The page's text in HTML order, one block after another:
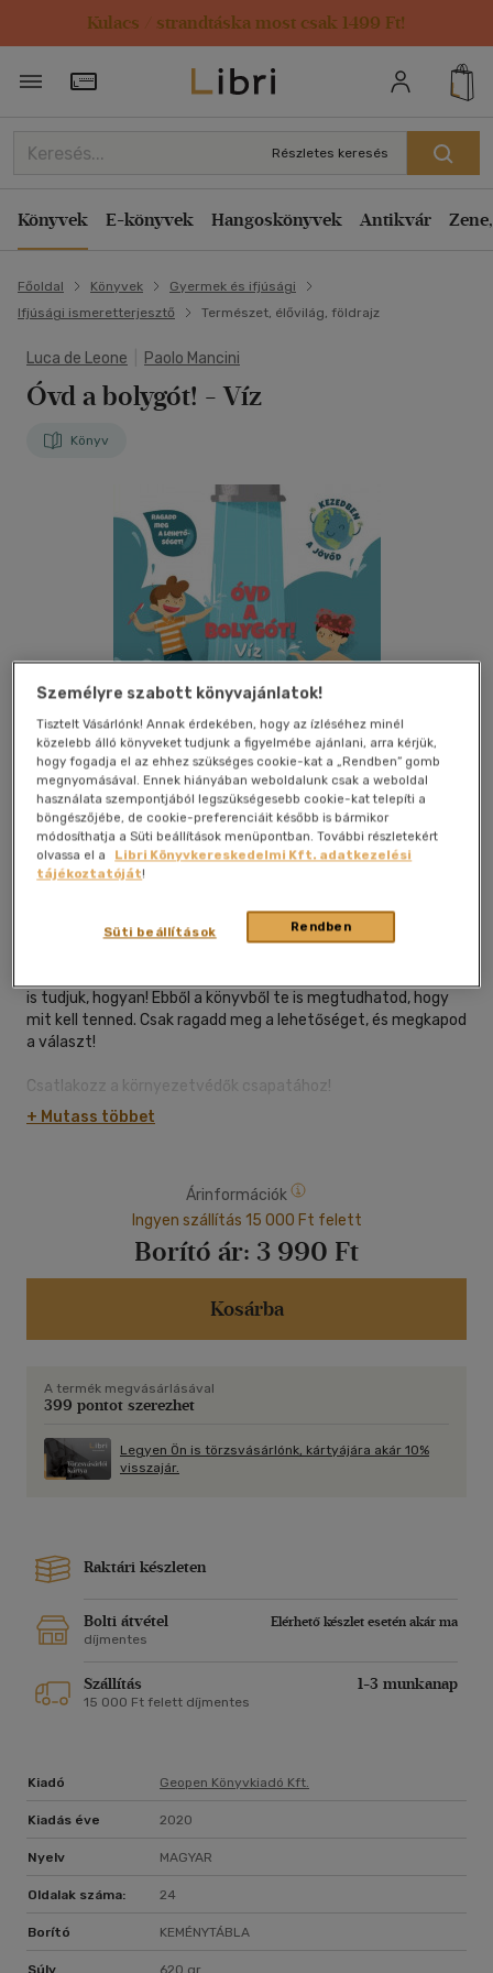
Kulacs / strandtáska most csak 1499 Ft!
Törzsvásárlói Kártya adatai
Részletes keresés
Könyvek E-könyvek Hangoskönyvek Antikvár
Főoldal Könyvek
Gyermek és ifjúsági
Ifjúsági ismeretterjesztő
Természet, élővilág, földrajz
Luca de Leone Paolo Mancini
Óvd a bolygót! - Víz
Könyv
Kívánságlistához adom
keménytábla|24 oldal
is tudjuk, hogyan! Ebből a könyvből te is megtudhatod, hogy
mit kell tenned. Csak ragadd meg a lehetőséget, és megkapod
a választ!
Csatlakozz a környezetvédők csapatához!
+ Mutass többet
Árinformációk
Ingyen szállítás 15 000 Ft felett
Borító ár: 3 990 Ft
Kosárba
A termék megvásárlásával
399 pontot szerezhet
Legyen Ön is törzsvásárlónk, kártyájára akár 10%
visszajár.
Raktári készleten
Bolti átvétel
Elérhető készlet esetén akár ma
díjmentes
Szállítás 1-3 munkanap
15 000 Ft felett díjmentes
Kiadó Geopen Könyvkiadó Kft.
Kiadás éve 2020
Nyelv MAGYAR
Oldalak száma: 24
Borító KEMÉNYTÁBLA
Személyre szabott könyvajánlatok!
Tisztelt Vásárlónk! Annak érdekében, hogy az ízléséhez minél
közelebb álló könyveket tudjunk a figyelmébe ajánlani, arra kérjük,
hogy fogadja el az ehhez szükséges cookie-kat a „Rendben” gomb
megnyomásával. Ennek hiányában weboldalunk csak a weboldal
használata szempontjából legszükségesebb cookie-kat telepíti a
böngészőjébe, de cookie-preferenciáit később is bármikor
módosíthatja a Süti beállítások menüpontban. További részletekért
olvassa el a
Libri Könyvkereskedelmi Kft. adatkezelési
tájékoztatóját!
Rendben
Süti beállítások